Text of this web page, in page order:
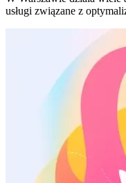
usługi związane z